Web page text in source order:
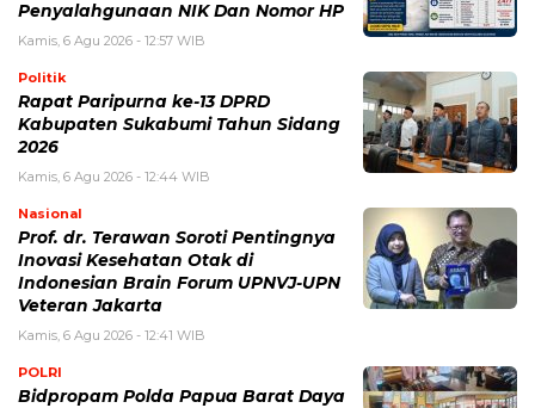
Penyalahgunaan NIK Dan Nomor HP
Kamis, 6 Agu 2026 - 12:57 WIB
Politik
Rapat Paripurna ke-13 DPRD
Kabupaten Sukabumi Tahun Sidang
2026
Kamis, 6 Agu 2026 - 12:44 WIB
Nasional
Prof. dr. Terawan Soroti Pentingnya
Inovasi Kesehatan Otak di
Indonesian Brain Forum UPNVJ-UPN
Veteran Jakarta
Kamis, 6 Agu 2026 - 12:41 WIB
POLRI
Bidpropam Polda Papua Barat Daya